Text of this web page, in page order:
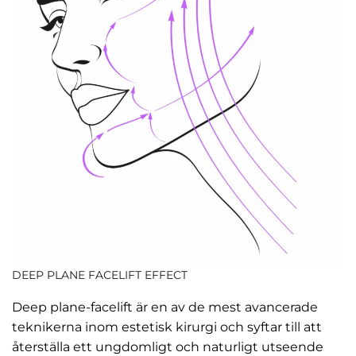
DEEP PLANE FACELIFT EFFECT
Deep plane-facelift är en av de mest avancerade
teknikerna inom estetisk kirurgi och syftar till att
återställa ett ungdomligt och naturligt utseende